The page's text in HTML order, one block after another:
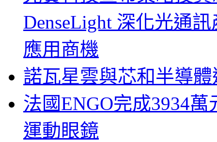
DenseLight 深化光通
應用商機
諾瓦星雲與芯和半導
法國ENGO完成3934
運動眼鏡